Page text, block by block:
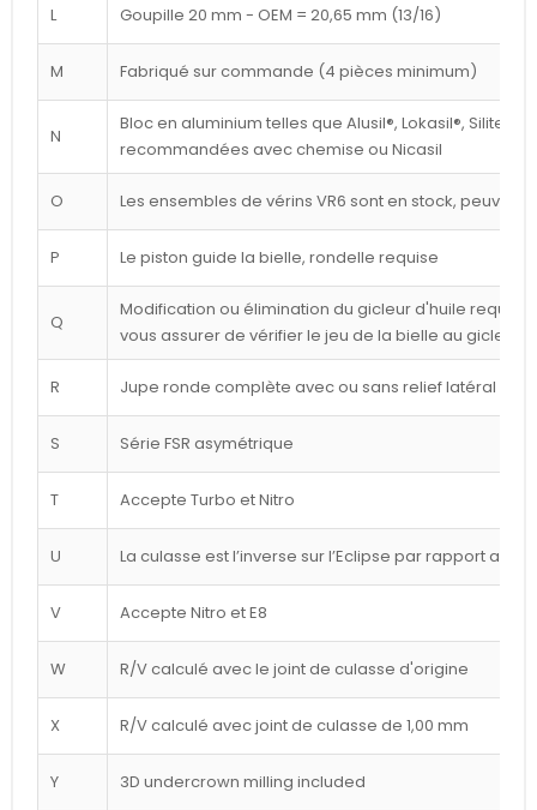
L Goupille 20 mm - OEM = 20,65 mm (13/16)
M Fabriqué sur commande (4 pièces minimum)
N
Bloc en aluminium telles que Alusil®, Lokasil®, Silitec®,
recommandées avec chemise ou Nicasil
O Les ensembles de vérins VR6 sont en stock, peuvent
P Le piston guide la bielle, rondelle requise
Q
Modification ou élimination du gicleur d'huile
vous assurer de vérifier le jeu de la bielle au gicleur
R Jupe ronde complète avec ou sans relief latéral
S Série FSR asymétrique
T Accepte Turbo et Nitro
U La culasse est l’inverse sur l’Eclipse par rapport au
V Accepte Nitro et E8
W R/V calculé avec le joint de culasse d'origine
X R/V calculé avec joint de culasse de 1,00 mm
Y 3D undercrown milling included